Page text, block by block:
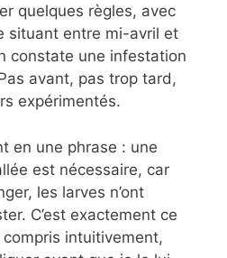
quelques règles, avec
situant entre mi-avril et
constate une infestation
avant, pas trop tard,
expérimentés.
en une phrase : une
est nécessaire, car
les larves n’ont
C’est exactement ce
intuitivement,